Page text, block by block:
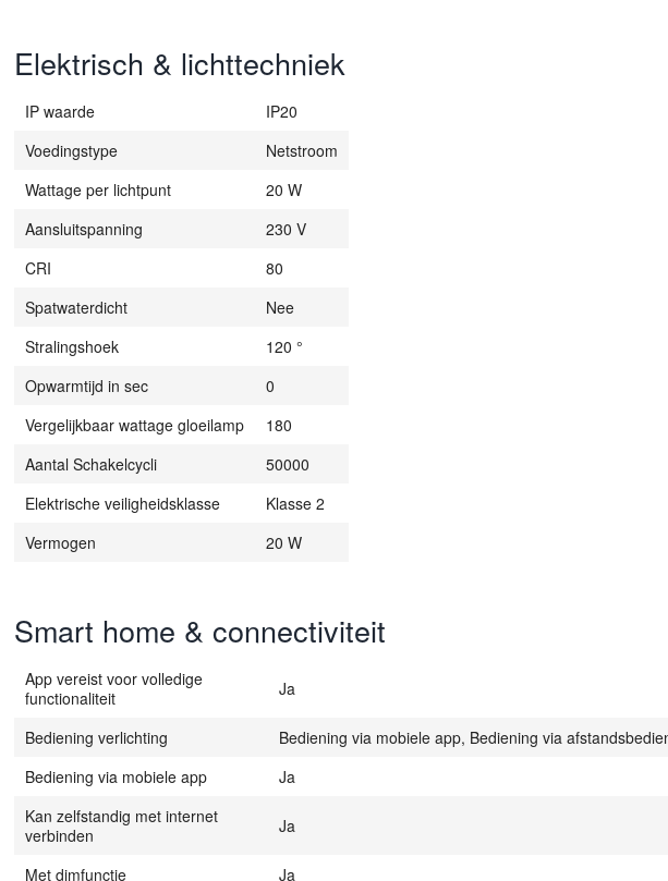
Elektrisch & lichttechniek
IP waarde
IP20
Voedingstype
Netstroom
Wattage per lichtpunt
20 W
Aansluitspanning
230 V
CRI
80
Spatwaterdicht
Nee
Stralingshoek
120 °
Opwarmtijd in sec
0
Vergelijkbaar wattage gloeilamp
180
Aantal Schakelcycli
50000
Elektrische veiligheidsklasse
Klasse 2
Vermogen
20 W
Smart home & connectiviteit
App vereist voor volledige
functionaliteit
Ja
Bediening verlichting
Bediening via mobiele app, Bediening via
Bediening via mobiele app
Ja
Kan zelfstandig met internet
verbinden
Ja
Met dimfunctie Ja